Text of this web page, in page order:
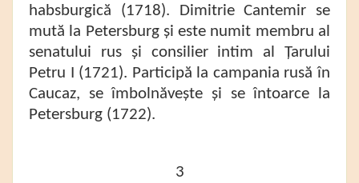
habsburgică (1718). Dimitrie Cantemir se
mută la Petersburg și este numit membru al
senatului rus și consilier intim al Țarului
Petru I (1721). Participă la campania rusă în
Caucaz, se îmbolnăvește și se întoarce la
Petersburg (1722).
3